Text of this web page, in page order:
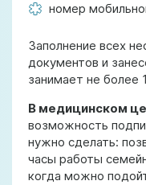
номер
Заполнение всех
документов и
занимает не более
В медицинском
возможность
нужно сделать:
часы работы
когда можно